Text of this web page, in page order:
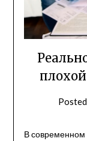
В современном